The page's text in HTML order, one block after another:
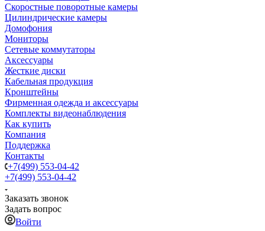
Скоростные поворотные камеры
Цилиндрические камеры
Домофония
Мониторы
Сетевые коммутаторы
Аксессуары
Жесткие диски
Кабельная продукция
Кронштейны
Фирменная одежда и аксессуары
Комплекты видеонаблюдения
Как купить
Компания
Поддержка
Контакты
+7(499) 553-04-42
+7(499) 553-04-42
Заказать звонок
Задать вопрос
Войти